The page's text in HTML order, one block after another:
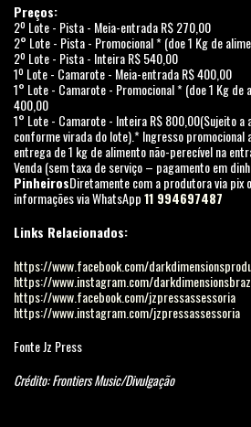
Preços:
2º Lote - Pista - Meia-entrada R$ 270,00
2° Lote - Pista - Promocional * (doe 1 Kg de
2º Lote - Pista - Inteira R$ 540,00
1º Lote - Camarote - Meia-entrada R$ 400,00
1° Lote - Camarote - Promocional * (doe 1 Kg de
400,00
1° Lote - Camarote - Inteira R$ 800,00(Sujeito a
conforme virada do lote).* Ingresso promocional
entrega de 1 kg de alimento não-perecível na
Venda (sem taxa de serviço – pagamento em
PinheirosDiretamente com a produtora via pix
informações via WhatsApp11 994697487
Links Relacionados:
https://www.facebook.com/
https://www.instagram.com/
https://www.facebook.com/jzpressassessoria
https://www.instagram.com/jzpressassessoria
Fonte Jz Press
Crédito: Frontiers Music/Divulgação